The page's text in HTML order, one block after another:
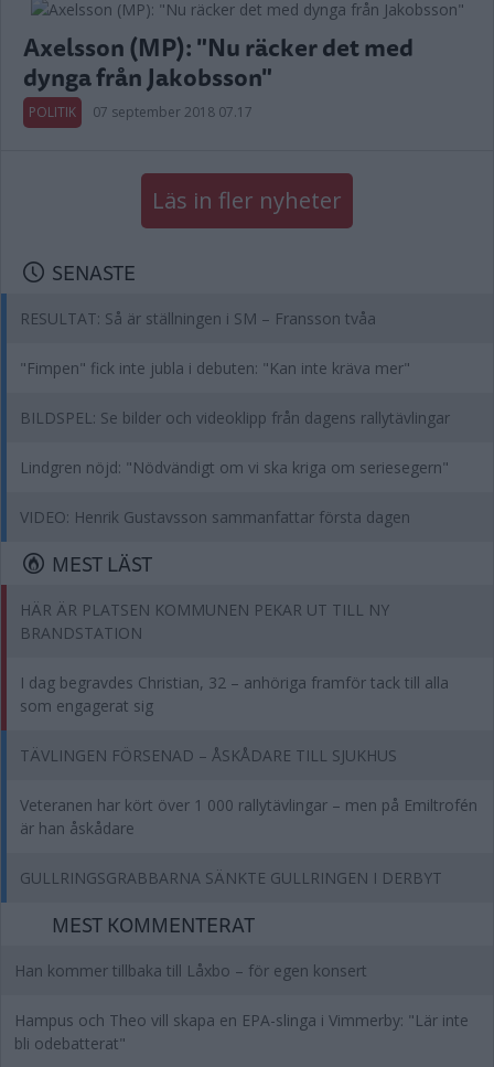
Axelsson (MP): "Nu räcker det med
dynga från Jakobsson"
POLITIK 07 september 2018 07.17
Läs in fler nyheter
SENASTE
RESULTAT: Så är ställningen i SM – Fransson tvåa
"Fimpen" fick inte jubla i debuten: "Kan inte kräva mer"
BILDSPEL: Se bilder och videoklipp från dagens rallytävlingar
Lindgren nöjd: "Nödvändigt om vi ska kriga om seriesegern"
VIDEO: Henrik Gustavsson sammanfattar första dagen
MEST LÄST
HÄR ÄR PLATSEN KOMMUNEN PEKAR UT TILL NY
BRANDSTATION
I dag begravdes Christian, 32 – anhöriga framför tack till alla
som engagerat sig
TÄVLINGEN FÖRSENAD – ÅSKÅDARE TILL SJUKHUS
Veteranen har kört över 1 000 rallytävlingar – men på Emiltrofén
är han åskådare
GULLRINGSGRABBARNA SÄNKTE GULLRINGEN I DERBYT
MEST KOMMENTERAT
Han kommer tillbaka till Låxbo – för egen konsert
Hampus och Theo vill skapa en EPA-slinga i Vimmerby: "Lär inte
bli odebatterat"